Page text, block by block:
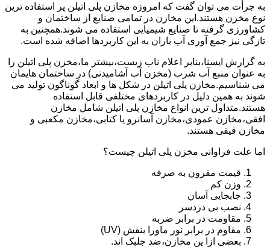
به جرأت می توان گفت که امروزه مخازن پلی اتیلن پر استفاده ترین
نوع مخزن هستند.این مخازن در تمامی صنایع از ساختمان و
کشاورزی گرفته تا صنایع شیمیایی استفاده می شوند.همچنین به
تازگی نیز جمع آوری آب باران به این کاربردها اضافه شده است.
به گزارش ایسنا،بنابر اعلام ناب زیست،بیشتر ما،مخزن پلی اتیلن را
به عنوان منبع آب شرب (مخزن آب آشامیدنی) در ساختمان هایمان
می شناسیم.مخازن پلی اتیلن در شکل ها و ابعاد گوناگون تولید می
شوند به همین دلیل در کاربردهای مختلفی قابل استفاده
هستند.متداول ترین انواع مخازن پلی اتیلن شامل مخازن
افقی،مخازن عمودی،مخازن آسانرو یا کتابی،مخازن مکعبی و
مخازن قیفی هستند.
اما علت فراوانی مخزن پلی اتیلن چیست؟
قیمت مقرون به صرفه
وزن کم
جابجایی آسان
نصب بی دردسر
مقاومت در برابر ضربه
مقاوم در برابر نور ماورا بنفش (UV)
بعضی ازا ین مخازن،ضد جلبک اند.